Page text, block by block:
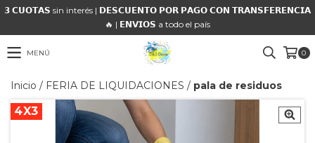
𝟯 𝗖𝗨𝗢𝗧𝗔𝗦 sin interés | 𝗗𝗘𝗦𝗖𝗨𝗘𝗡𝗧𝗢 𝗣𝗢𝗥 𝗣𝗔𝗚𝗢 𝗖𝗢𝗡 𝗧𝗥𝗔𝗡𝗦𝗙𝗘𝗥𝗘𝗡𝗖𝗜𝗔
🔥 | 𝗘𝗡𝗩𝗜𝗢𝗦 a todo el país
MENÚ 0
Inicio / FERIA DE LIQUIDACIONES / pala de residuos
4X3